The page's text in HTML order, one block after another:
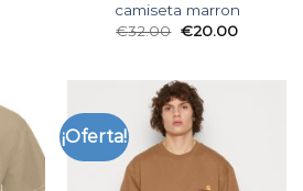
camiseta marron
€32.00 €20.00
¡Oferta!